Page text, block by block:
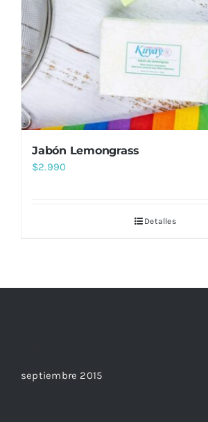
Jabón Lemongrass
$2.990
Detalles
septiembre 2015